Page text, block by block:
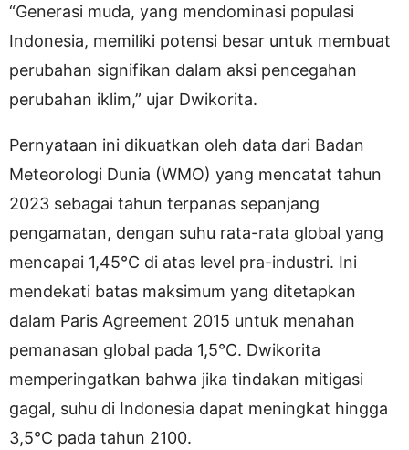
“Generasi muda, yang mendominasi populasi
Indonesia, memiliki potensi besar untuk membuat
perubahan signifikan dalam aksi pencegahan
perubahan iklim,” ujar Dwikorita.
Pernyataan ini dikuatkan oleh data dari Badan
Meteorologi Dunia (WMO) yang mencatat tahun
2023 sebagai tahun terpanas sepanjang
pengamatan, dengan suhu rata-rata global yang
mencapai 1,45°C di atas level pra-industri. Ini
mendekati batas maksimum yang ditetapkan
dalam Paris Agreement 2015 untuk menahan
pemanasan global pada 1,5°C. Dwikorita
memperingatkan bahwa jika tindakan mitigasi
gagal, suhu di Indonesia dapat meningkat hingga
3,5°C pada tahun 2100.